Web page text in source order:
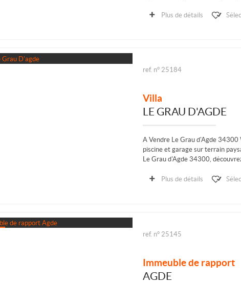
Plus de détails
ref. n° 25184
Villa
LE GRAU D'AGDE
A Vendre Le Grau d'Agde
piscine et garage sur terrain
Le Grau d'Agde 34300,
Plus de détails
ref. n° 25145
Immeuble de rapport
AGDE